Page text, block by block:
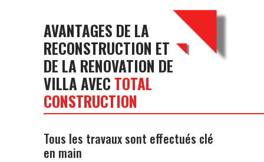
AVANTAGES DE LA
RECONSTRUCTION ET
DE LA RENOVATION DE
VILLA AVEC TOTAL
CONSTRUCTION
Tous les travaux sont effectués clé
en main